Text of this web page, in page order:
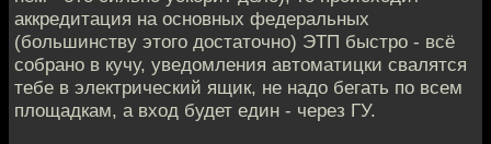
аккредитация на основных федеральных
(большинству этого достаточно) ЭТП быстро - всё
собрано в кучу, уведомления автоматицки свалятся
тебе в электрический ящик, не надо бегать по всем
площадкам, а вход будет един - через ГУ.